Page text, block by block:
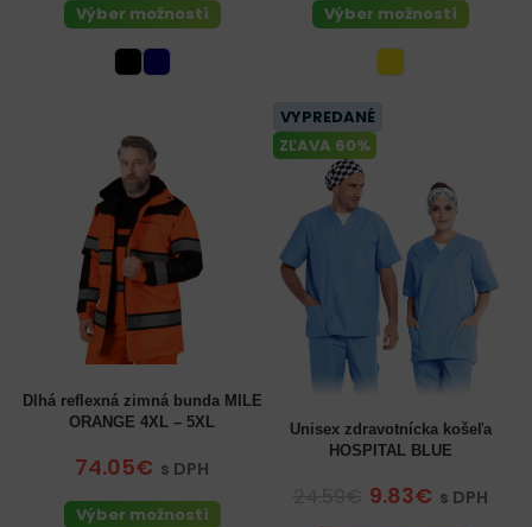
Výber možností Výber možností
Dlhá reflexná zimná bunda MILE
ORANGE 4XL – 5XL
74.05€ s DPH
Výber možností
ZĽAVA 60%
VYPREDANÉ
Unisex zdravotnícka košeľa
HOSPITAL BLUE
9.83€ s DPH